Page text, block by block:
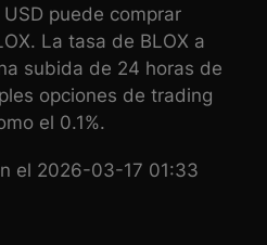
puede comprar
La tasa de BLOX a
subida de 24 horas de
opciones de trading
el 0.1%.
el 2026-03-17 01:33